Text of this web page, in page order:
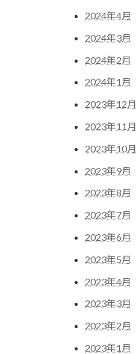
2024年4月
2024年3月
2024年2月
2024年1月
2023年12月
2023年11月
2023年10月
2023年9月
2023年8月
2023年7月
2023年6月
2023年5月
2023年4月
2023年3月
2023年2月
2023年1月